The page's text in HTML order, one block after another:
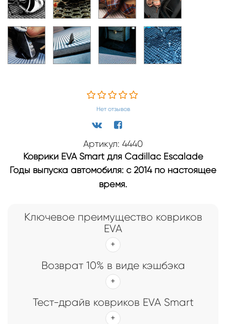
Нет отзывов
Артикул: 4440
Коврики EVA Smart для Cadillac Escalade
Годы выпуска автомобиля: с 2014 по настоящее
время.
Ключевое преимущество ковриков
EVA
Возврат 10% в виде кэшбэка
Тест-драйв ковриков EVA Smart